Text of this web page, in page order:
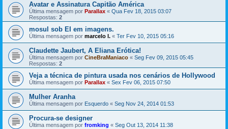
Avatar e Assinatura Capitão América
Última mensagem por Parallax « Qua Fev 18, 2015 03:07
Respostas: 2
mosul sob EI em imagens.
Última mensagem por marcelo l. « Ter Fev 10, 2015 05:16
Claudette Jaubert, A Eliana Erótica!
Última mensagem por CineBraManiaco « Seg Fev 09, 2015 05:45
Respostas: 2
Veja a técnica de pintura usada nos cenários de Hollywood
Última mensagem por Parallax « Sex Fev 06, 2015 07:50
Mulher Aranha
Última mensagem por Esquerdo « Seg Nov 24, 2014 01:53
Procura-se designer
Última mensagem por fromking « Seg Out 13, 2014 11:38